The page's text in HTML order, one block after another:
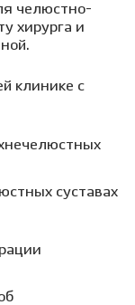
челюстно-
хирурга и
клинике с
суставах